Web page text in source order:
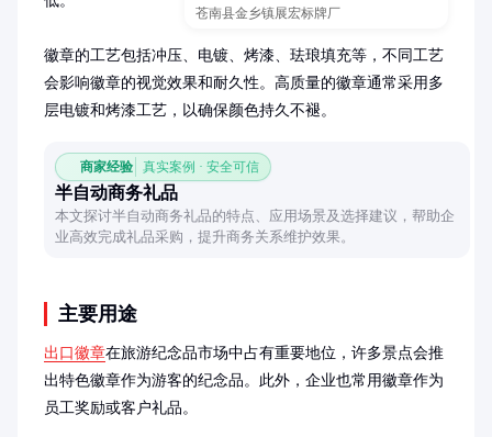
苍南县金乡镇展宏标牌厂
徽章的工艺包括冲压、电镀、烤漆、珐琅填充等，不同工艺
会影响徽章的视觉效果和耐久性。高质量的徽章通常采用多
层电镀和烤漆工艺，以确保颜色持久不褪。
商家经验 真实案例 · 安全可信
半自动商务礼品
本文探讨半自动商务礼品的特点、应用场景及选择建议，帮助企
业高效完成礼品采购，提升商务关系维护效果。
主要用途
出口徽章在旅游纪念品市场中占有重要地位，许多景点会推
出特色徽章作为游客的纪念品。此外，企业也常用徽章作为
员工奖励或客户礼品。